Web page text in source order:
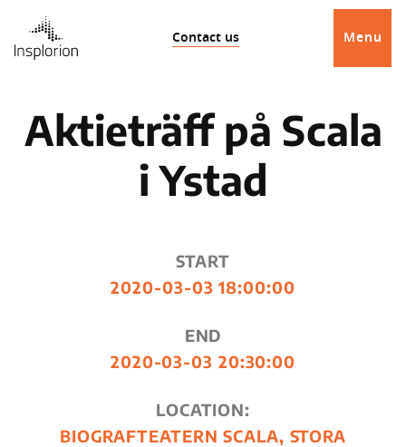
Contact us Menu
Aktieträff på Scala
i Ystad
START
2020-03-03 18:00:00
END
2020-03-03 20:30:00
LOCATION:
BIOGRAFTEATERN SCALA, STORA